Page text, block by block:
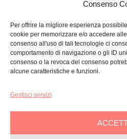
Consenso
Per offrire la migliore esperienza
cookie per memorizzare e/o accedere
consenso all'uso di tali tecnologie ci
comportamento di navigazione o gli ID
consenso o la revoca del consenso
alcune caratteristiche e funzioni.
Gestisci servizi
FONDAZIONE ETIPUBLICA
ISCRITTA AL
CF:
GALLERY:
SEDE LEGALE:VIALE G.
+39 085